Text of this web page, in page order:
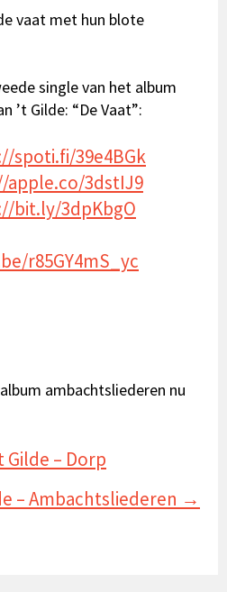
vaat met hun blote
single van het album
’t Gilde: “De Vaat”:
spoti.fi/39e4BGk
apple.co/3dstIJ9
bit.ly/3dpKbgO
r85GY4mS_yc
ambachtsliederen nu
Gilde – Dorp
– Ambachtsliederen →